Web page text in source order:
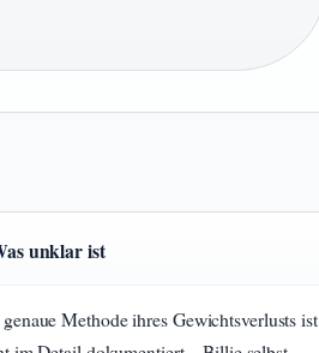
unklar ist
Methode ihres Gewichtsverlusts ist